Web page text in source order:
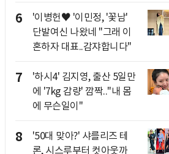
6
'이병헌♥ '이민정, '꽃남'
단발여신 나왔네 "그래 이
혼하자 대표..감쟈합니다"
7
'하시4' 김지영, 출산 5일만
에 '7kg 감량' 깜짝.."내 몸
에 무슨일이"
8
'50대 맞아?' 샤를리즈 테
론, 시스루부터 컷아웃까